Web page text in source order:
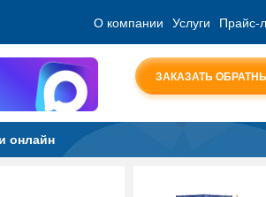
О компании Услуги Прайс-
ЗАКАЗАТЬ
онлайн